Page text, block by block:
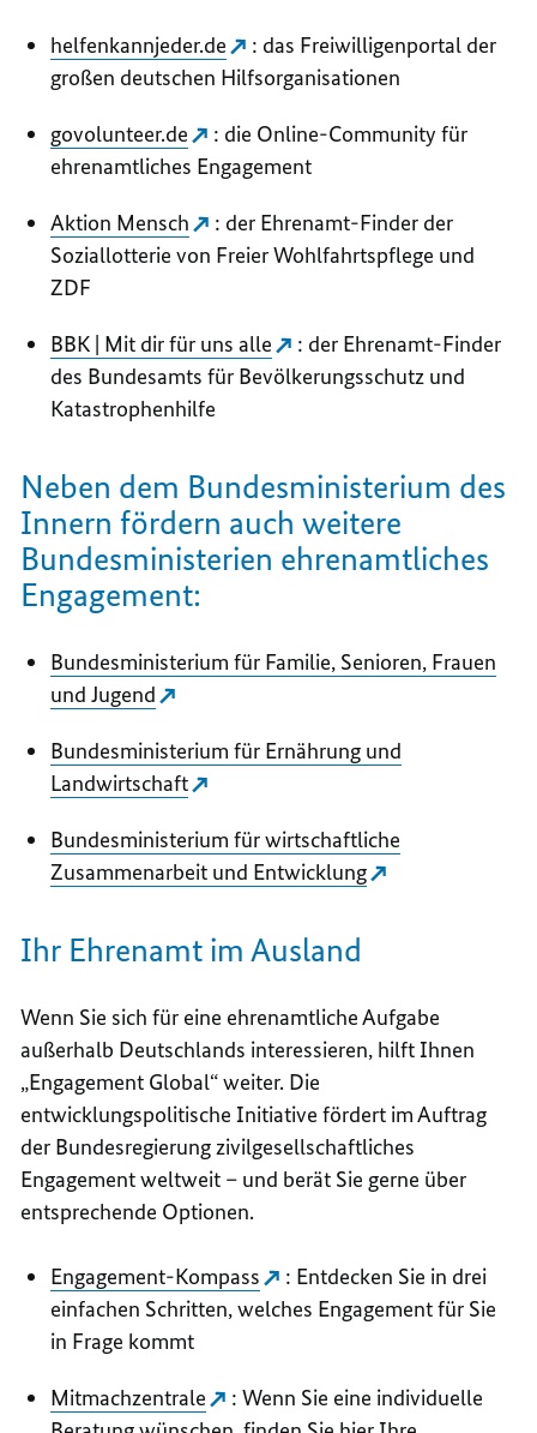
helfenkannjeder.de
: das Freiwilligenportal der
großen deutschen Hilfsorganisationen
govolunteer.de
: die Online-Community für
ehrenamtliches Engagement
Aktion Mensch
: der Ehrenamt-Finder der
Soziallotterie von Freier Wohlfahrtspflege und
ZDF
BBK | Mit dir für uns alle
: der Ehrenamt-Finder
des Bundesamts für Bevölkerungsschutz und
Katastrophenhilfe
Neben dem Bundesministerium des
Innern fördern auch weitere
Bundesministerien ehrenamtliches
Engagement:
Bundesministerium für Familie, Senioren, Frauen
und Jugend
Bundesministerium für Ernährung und
Landwirtschaft
Bundesministerium für wirtschaftliche
Zusammenarbeit und Entwicklung
Ihr Ehrenamt im Ausland
Wenn Sie sich für eine ehrenamtliche Aufgabe
außerhalb Deutschlands interessieren, hilft Ihnen
„Engagement Global“ weiter. Die
entwicklungspolitische Initiative fördert im Auftrag
der Bundesregierung zivilgesellschaftliches
Engagement weltweit – und berät Sie gerne über
entsprechende Optionen.
Engagement-Kompass
: Entdecken Sie in drei
einfachen Schritten, welches Engagement für Sie
in Frage kommt
Mitmachzentrale
: Wenn Sie eine individuelle